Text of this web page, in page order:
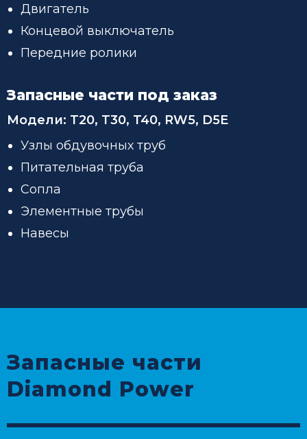
Двигатель
Концевой выключатель
Передние ролики
Запасные части под заказ
Модели: T20, T30, T40, RW5, D5E
Узлы обдувочных труб
Питательная труба
Сопла
Элементные трубы
Навесы
Запасные части
Diamond Power